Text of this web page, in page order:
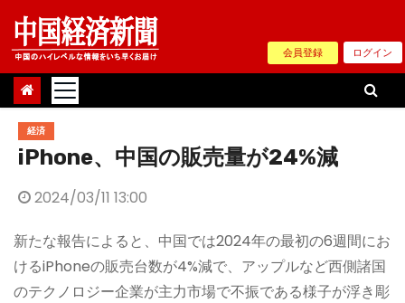
Skip
content
会員登録 ログイン
経済
iPhone、中国の販売量が24%減
2024/03/11 13:00
新たな報告によると、中国では2024年の最初の6週間にお
けるiPhoneの販売台数が4%減で、アップルなど西側諸国
のテクノロジー企業が主力市場で不振である様子が浮き彫